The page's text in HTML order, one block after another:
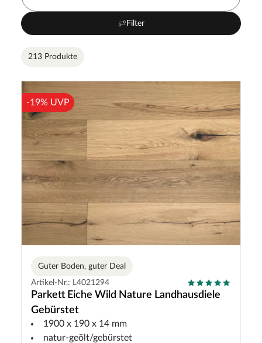
Filter
213 Produkte
-19% UVP
Guter Boden, guter Deal
Artikel-Nr.: L4021294
Parkett Eiche Wild Nature Landhausdiele
Gebürstet
1900 x 190 x 14 mm
natur-geölt/gebürstet